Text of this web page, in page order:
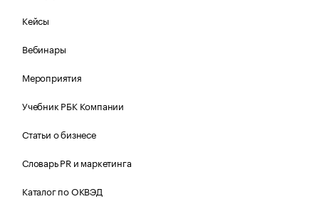
Кейсы
Вебинары
Мероприятия
Учебник РБК Компании
Статьи о бизнесе
Словарь PR и маркетинга
Каталог по ОКВЭД